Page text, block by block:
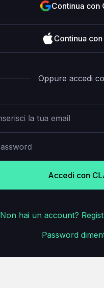
Continua con
Continua
Oppure accedi
Accedi con
Non hai un account?
Password